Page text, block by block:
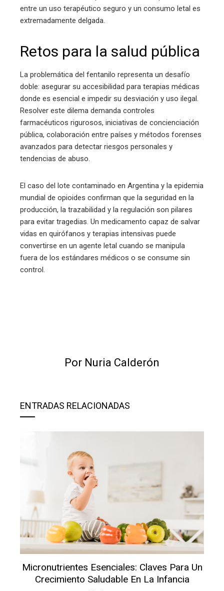
entre un uso terapéutico seguro y un consumo letal es
extremadamente delgada.
Retos para la salud pública
La problemática del fentanilo representa un desafío
doble: asegurar su accesibilidad para terapias médicas
donde es esencial e impedir su desviación y uso ilegal.
Resolver este dilema demanda controles
farmacéuticos rigurosos, iniciativas de concienciación
pública, colaboración entre países y métodos forenses
avanzados para detectar riesgos personales y
tendencias de abuso.
El caso del lote contaminado en Argentina y la epidemia
mundial de opioides confirman que la seguridad en la
producción, la trazabilidad y la regulación son pilares
para evitar tragedias. Un medicamento capaz de salvar
vidas en quirófanos y terapias intensivas puede
convertirse en un agente letal cuando se manipula
fuera de los estándares médicos o se consume sin
control.
Por Nuria Calderón
ENTRADAS RELACIONADAS
Micronutrientes Esenciales: Claves Para Un
Crecimiento Saludable En La Infancia